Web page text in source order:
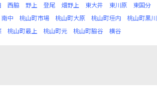
西脇 野上 登尾 畑野上 東大井 東川原 東国分
南中 桃山町市場 桃山町大原 桃山町垣内 桃山町黒川
桃山町最上 桃山町元 桃山町脇谷 横谷